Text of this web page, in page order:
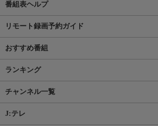
番組表ヘルプ
リモート録画予約ガイド
おすすめ番組
ランキング
チャンネル一覧
J:テレ